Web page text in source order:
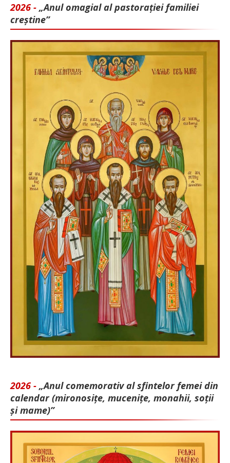
2026 - „Anul omagial al pastorației familiei
creștine”
2026 - „Anul comemorativ al sfintelor femei din
calendar (mironosițe, mu­cenițe, monahii, soții
și mame)”